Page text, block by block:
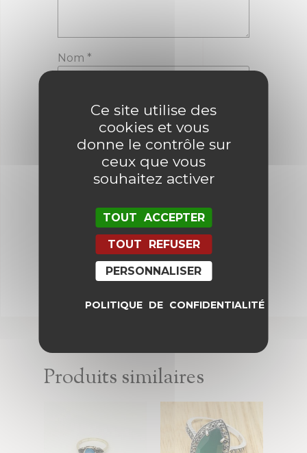
Nom *
E-mail*
Enregistrer mon nom, mon e-mail
et mon site dans le navigateur
Produits similaires
Ce site utilise des
cookies et vous
donne le contrôle sur
ceux que vous
souhaitez activer
TOUT ACCEPTER
TOUT REFUSER
PERSONNALISER
POLITIQUE DE CONFIDENTIALITÉ